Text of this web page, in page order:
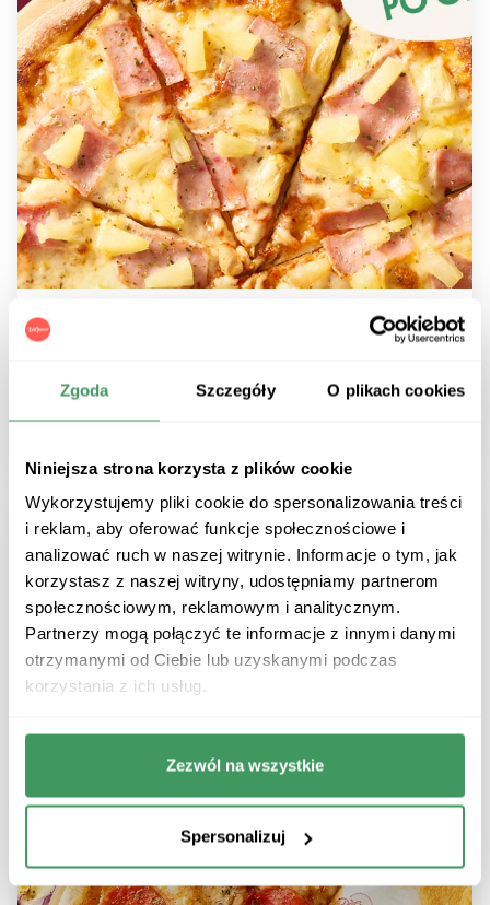
Zgoda Szczegóły O plikach cookies
Niniejsza strona korzysta z plików cookie
Wykorzystujemy pliki cookie do spersonalizowania treści
i reklam, aby oferować funkcje społecznościowe i
analizować ruch w naszej witrynie. Informacje o tym, jak
korzystasz z naszej witryny, udostępniamy partnerom
społecznościowym, reklamowym i analitycznym.
Partnerzy mogą połączyć te informacje z innymi danymi
otrzymanymi od Ciebie lub uzyskanymi podczas
korzystania z ich usług.
Zezwól na wszystkie
Spersonalizuj
-10% NA PIZZĘ Z ODBIOREM OSOBISTYM
-10% rabatu na pizzę z odbiorem osobistym. Tylko do